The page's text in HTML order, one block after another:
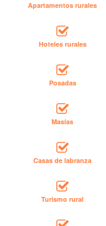
Apartamentos rurales
Hoteles rurales
Posadas
Masías
Casas de labranza
Turismo rural